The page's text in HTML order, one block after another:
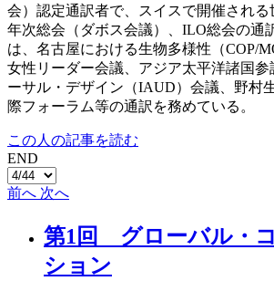
会）認定通訳者で、スイスで開催される
年次総会（ダボス会議）、ILO総会の通
は、名古屋における生物多様性（COP/
女性リーダー会議、アジア太平洋諸国
ーサル・デザイン（IAUD）会議、野村
際フォーラム等の通訳を務めている。
この人の記事を読む
END
前へ 次へ
第1回 グローバル・
ション